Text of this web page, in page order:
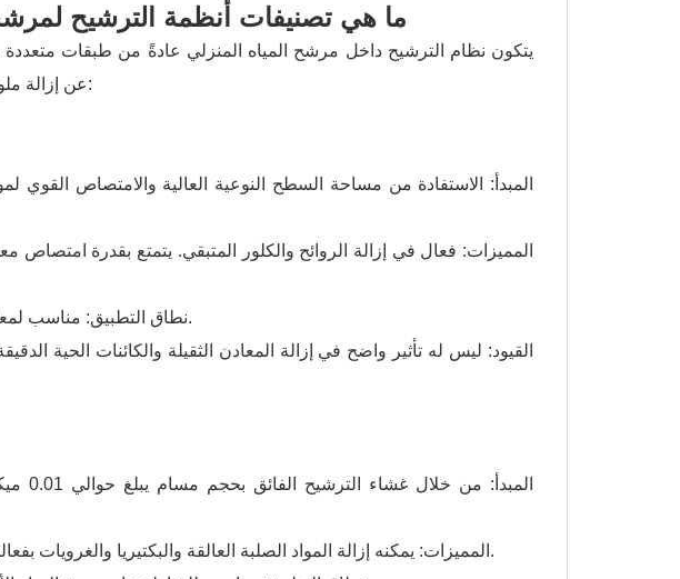
ما هي تصنيفات أنظمة الترشيح
يتكون نظام الترشيح داخل مرشح المياه المنزلي عادةً من طبقات
عن إزالة ملوثات معينة. فيما يلي بعض أنظمة الترشيح الشائعة:
● نطاق التطبيق: مناسب لمعالجة مياه الصنبور الحضرية وتحسين طعم الماء.
● المميزات: يمكنه إزالة المواد الصلبة العالقة والبكتيريا والغرويات بفعالية. الاحتفاظ بالمعادن والعناصر النزرة في الماء.